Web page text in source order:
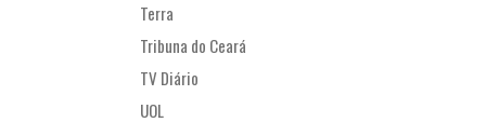
Terra
Tribuna do Ceará
TV Diário
UOL